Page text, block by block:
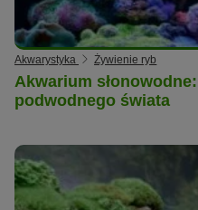
Akwarystyka Żywienie ryb
Akwarium
podwodnego świata